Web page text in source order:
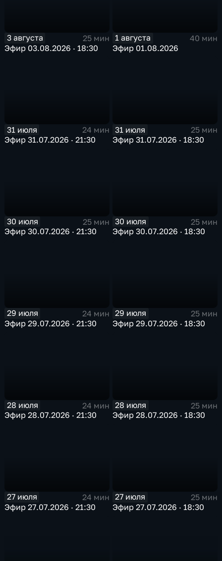
3 августа
25 мин
Эфир 03.08.2026 · 18:30
1 августа
40 мин
Эфир 01.08.2026
31 июля
24 мин
Эфир 31.07.2026 · 21:30
31 июля
25 мин
Эфир 31.07.2026 · 18:30
30 июля
25 мин
Эфир 30.07.2026 · 21:30
30 июля
25 мин
Эфир 30.07.2026 · 18:30
29 июля
24 мин
Эфир 29.07.2026 · 21:30
29 июля
25 мин
Эфир 29.07.2026 · 18:30
28 июля
24 мин
Эфир 28.07.2026 · 21:30
28 июля
25 мин
Эфир 28.07.2026 · 18:30
27 июля
24 мин
Эфир 27.07.2026 · 21:30
27 июля
25 мин
Эфир 27.07.2026 · 18:30